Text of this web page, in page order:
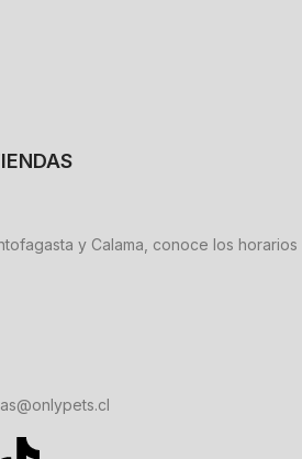
y Calama, conoce los horarios